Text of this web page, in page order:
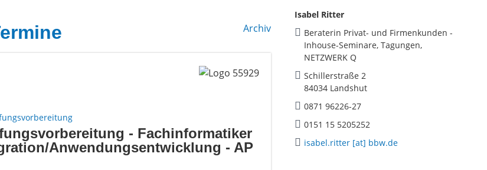
Archiv
- Fachinformatiker
Anwendungsentwicklung - AP
Isabel Ritter
Beraterin Privat- und Firmenkunden -
Inhouse-Seminare, Tagungen,
NETZWERK Q
Schillerstraße 2
84034 Landshut
0871 96226-27
0151 15 5205252
isabel.ritter [at] bbw.de